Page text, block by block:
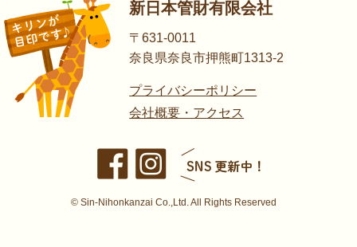
新日本管財有限会社
〒631-0011
奈良県奈良市押熊町1313-2
プライバシーポリシー
会社概要・アクセス
© Sin-Nihonkanzai Co.,Ltd. All Rights Reserved